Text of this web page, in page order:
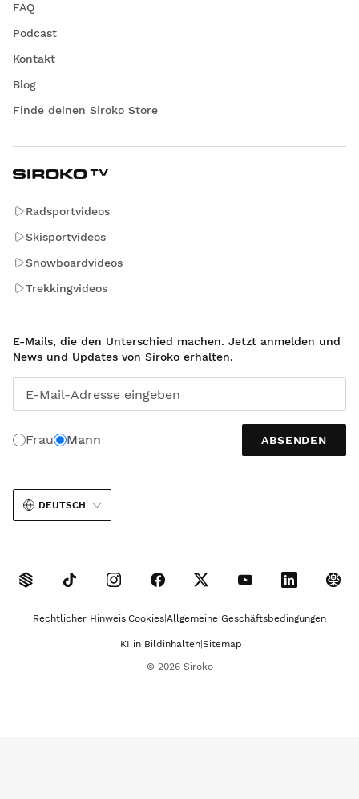
FAQ
Podcast
Kontakt
Blog
Finde deinen Siroko Store
Radsportvideos
Skisportvideos
Snowboardvideos
Trekkingvideos
E-Mails, die den Unterschied machen. Jetzt anmelden und
News und Updates von Siroko erhalten.
E-Mail-Adresse eingeben
Frau Mann ABSENDEN
DEUTSCH
Rechtlicher Hinweis Cookies Allgemeine Geschäftsbedingungen
KI in Bildinhalten Sitemap
© 2026 Siroko